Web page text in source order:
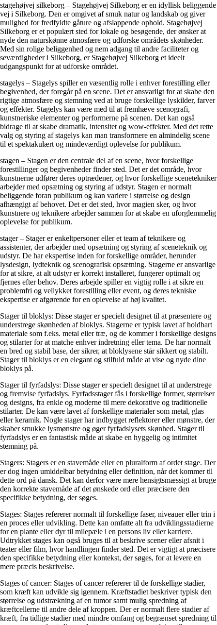
stagehøjvej silkeborg – Stagehøjvej Silkeborg er en idyllisk beliggende
vej i Silkeborg. Den er omgivet af smuk natur og landskab og giver
mulighed for fredfyldte gåture og afslappende ophold. Stagehøjvej
Silkeborg er et populært sted for lokale og besøgende, der ønsker at
nyde den naturskønne atmosfære og udforske områdets skønheder.
Med sin rolige beliggenhed og nem adgang til andre faciliteter og
seværdigheder i Silkeborg, er Stagehøjvej Silkeborg et ideelt
udgangspunkt for at udforske området.
stagelys – Stagelys spiller en væsentlig rolle i enhver forestilling eller
begivenhed, der foregår på en scene. Det er ansvarligt for at skabe den
rigtige atmosfære og stemning ved at bruge forskellige lyskilder, farver
og effekter. Stagelys kan være med til at fremhæve scenografi,
kunstneriske elementer og performerne på scenen. Det kan også
bidrage til at skabe dramatik, intensitet og wow-effekter. Med det rette
valg og styring af stagelys kan man transformere en almindelig scene
til et spektakulært og mindeværdigt oplevelse for publikum.
stagen – Stagen er den centrale del af en scene, hvor forskellige
forestillinger og begivenheder finder sted. Det er det område, hvor
kunstnerne udfører deres optrædener, og hvor forskellige scenetekniker
arbejder med opsætning og styring af udstyr. Stagen er normalt
beliggende foran publikum og kan variere i størrelse og design
afhængigt af behovet. Det er det sted, hvor magien sker, og hvor
kunstnere og teknikere arbejder sammen for at skabe en uforglemmelig
oplevelse for publikum.
stager – Stager er enkeltpersoner eller et team af teknikere og
assistenter, der arbejder med opsætning og styring af sceneteknik og
udstyr. De har ekspertise inden for forskellige områder, herunder
lysdesign, lydteknik og scenografisk opsætning. Stagerne er ansvarlige
for at sikre, at alt udstyr er korrekt installeret, fungerer optimalt og
fjernes efter behov. Deres arbejde spiller en vigtig rolle i at sikre en
problemfri og vellykket forestilling eller event, og deres tekniske
ekspertise er afgørende for en oplevelse af høj kvalitet.
Stager til bloklys: Disse stager er specielt designet til at præsentere og
understrege skønheden af bloklys. Stagerne er typisk lavet af holdbart
materiale som f.eks. metal eller træ, og de kommer i forskellige designs
og stilarter for at matche enhver indretning eller tema. De har normalt
en bred og stabil base, der sikrer, at bloklysene står sikkert og stabilt.
Stager til bloklys er en elegant og stilfuld måde at vise og nyde dine
bloklys på.
Stager til fyrfadslys: Disse stager er specielt designet til at understrege
og fremvise fyrfadslys. Fyrfadsstager fås i forskellige former, størrelser
og designs, fra enkle og moderne til mere dekorative og traditionelle
stilarter. De kan være lavet af forskellige materialer som metal, glas
eller keramik. Nogle stager har indbygget reflektorer eller mønstre, der
skaber smukke lysmønstre og øger fyrfadslysets skønhed. Stager til
fyrfadslys er en fantastisk måde at skabe en hyggelig og intimitet
stemning på.
Stagers: Stagers er en stavemåde eller en pluralform af ordet stage. Der
er dog ingen umiddelbar betydning eller definition, når det kommer til
dette ord på dansk. Det kan derfor være mere hensigtsmæssigt at bruge
den korrekte stavemåde af det ønskede ord eller præcisere den
specifikke betydning, der søges.
Stages: Stages refererer normalt til forskellige faser, niveauer eller trin i
en proces eller udvikling. Dette kan omfatte alt fra udviklingsstadierne
for en plante eller dyr til milepæle i en persons liv eller karriere.
Udtrykket stages kan også bruges til at beskrive scener eller afsnit i
teater eller film, hvor handlingen finder sted. Det er vigtigt at præcisere
den specifikke betydning eller kontekst, der søges, for at levere en
mere præcis beskrivelse.
Stages of cancer: Stages of cancer refererer til de forskellige stadier,
som kræft kan udvikle sig igennem. Kræftstadiet beskriver typisk den
størrelse og udstrækning af en tumor samt mulig spredning af
kræftcellerne til andre dele af kroppen. Der er normalt flere stadier af
kræft, fra tidlige stadier med mindre omfang og begrænset spredning til